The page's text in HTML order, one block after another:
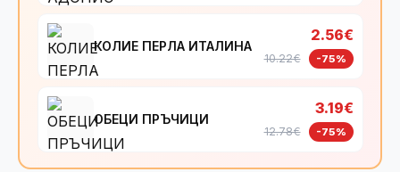
КОЛИЕ ПЕРЛА ИТАЛИНА
2.56€
10.22€ -75%
ОБЕЦИ ПРЪЧИЦИ
3.19€
12.78€ -75%